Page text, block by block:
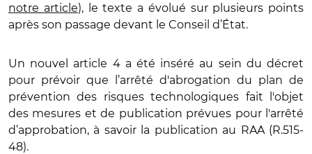
notre article), le texte a évolué sur plusieurs points
après son passage devant le Conseil d’État.
Un nouvel article 4 a été inséré au sein du décret
pour prévoir que l’arrêté d'abrogation du plan de
prévention des risques technologiques fait l'objet
des mesures et de publication prévues pour l'arrêté
d’approbation, à savoir la publication au RAA (R.515-
48).